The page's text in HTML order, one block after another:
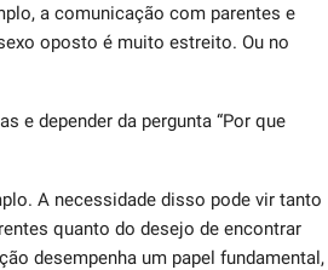
a comunicação com parentes e
oposto é muito estreito. Ou no
e depender da pergunta “Por que
A necessidade disso pode vir tanto
quanto do desejo de encontrar
desempenha um papel fundamental,